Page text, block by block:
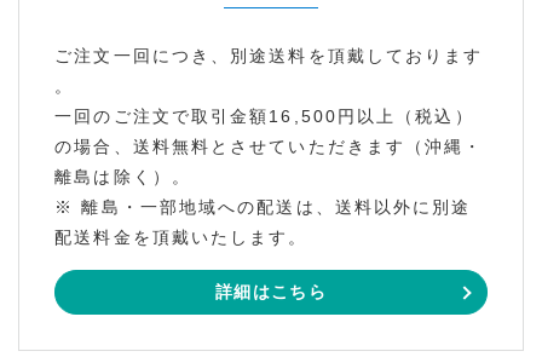
ご注文一回につき、別途送料を頂戴しております
。
一回のご注文で取引金額16,500円以上（税込）
の場合、送料無料とさせていただきます（沖縄・
離島は除く）。
※ 離島・一部地域への配送は、送料以外に別途
配送料金を頂戴いたします。
詳細はこちら